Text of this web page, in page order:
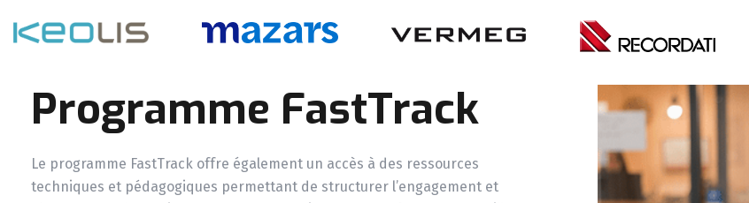
Programme FastTrack
Le programme FastTrack offre également un accès à des ressources
techniques et pédagogiques permettant de structurer l’engagement et